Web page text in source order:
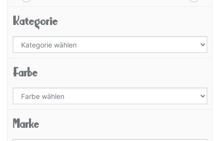
Kategorie
Farbe
Marke